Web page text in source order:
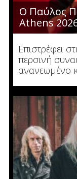
O Παύλος
Athens
Επιστρέφει
περσινή
ανανεωμένο